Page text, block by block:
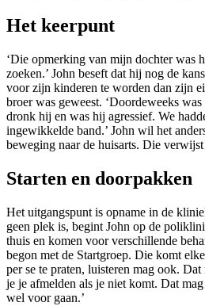
Het keerpunt
‘Die opmerking van mijn dochter was
zoeken.’ John beseft dat hij nog de
voor zijn kinderen te worden dan zijn
broer was geweest. ‘Doordeweeks
dronk hij en was hij agressief. We
ingewikkelde band.’ John wil het
beweging naar de huisarts. Die
Starten en doorpakken
Het uitgangspunt is opname in de
geen plek is, begint John op de
thuis en komen voor verschillende
begon met de Startgroep. Die komt
per se te praten, luisteren mag ook.
je je afmelden als je niet komt. Dat
wel voor gaan.’